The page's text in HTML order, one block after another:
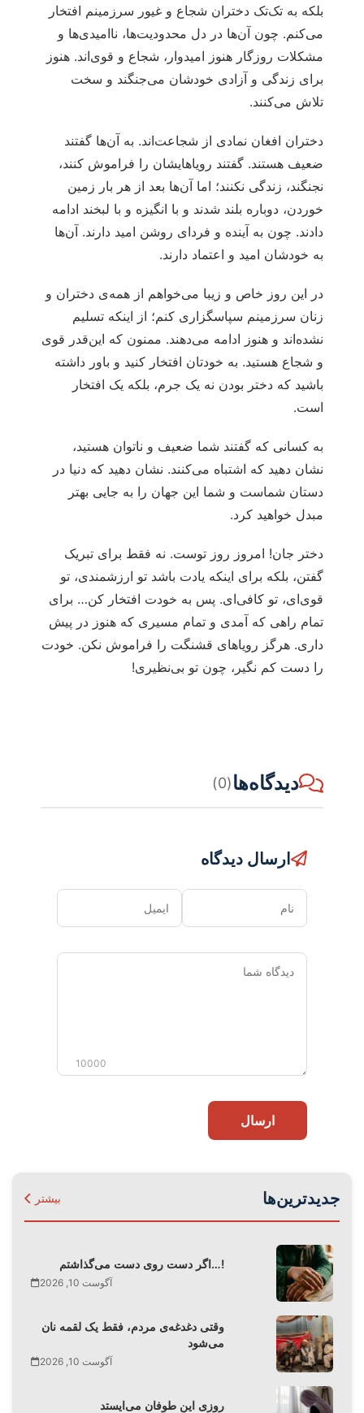
بلکه به تک‌تک دختران شجاع و غیور سرزمینم افتخار
می‌کنم. چون آن‌ها در دل محدودیت‌ها، ناامیدی‌ها و
مشکلات روزگار هنوز امیدوار، شجاع و قوی‌اند. هنوز
برای زندگی و آزادی خودشان می‌جنگند و سخت
تلاش می‌کنند.
دختران افغان نمادی از شجاعت‌اند. به آن‌ها گفتند
ضعیف هستند. گفتند رویاهایشان را فراموش کنند،
نجنگند، زندگی نکنند؛ اما آن‌ها بعد از هر بار زمین
خوردن، دوباره بلند شدند و با انگیزه و با لبخند ادامه
دادند. چون به آینده و فردای روشن امید دارند. آن‌ها
به خودشان امید و اعتماد دارند.
در این روز خاص و زیبا می‌خواهم از همه‌ی دختران و
زنان سرزمینم سپاسگزاری کنم؛ از اینکه تسلیم
نشده‌اند و هنوز ادامه می‌دهند. ممنون که این‌قدر قوی
و شجاع هستید. به خودتان افتخار کنید و باور داشته
باشید که دختر بودن نه یک جرم، بلکه یک افتخار
است.
به کسانی که گفتند شما ضعیف و ناتوان هستید،
نشان دهید که اشتباه می‌کنند. نشان دهید که دنیا در
دستان شماست و شما این جهان را به جایی بهتر
مبدل خواهید کرد.
دختر جان! امروز روز توست. نه فقط برای تبریک
گفتن، بلکه برای اینکه یادت باشد تو ارزشمندی، تو
قوی‌ای، تو کافی‌ای. پس به خودت افتخار کن… برای
تمام راهی که آمدی و تمام مسیری که هنوز در پیش
داری. هرگز رویاهای قشنگت را فراموش نکن. خودت
را دست کم نگیر، چون تو بی‌نظیری!
دیدگاه‌ها(0)
ارسال دیدگاه
نام ایمیل
دیدگاه
10000
ارسال
جدیدترین‌ها بیشتر
اگر دست روی دست می‌گذاشتم…!
آگوست 10, 2026
وقتی دغدغه‌ی مردم، فقط یک لقمه نان
می‌شود
آگوست 10, 2026
روزی این طوفان‌ می‌ایستد